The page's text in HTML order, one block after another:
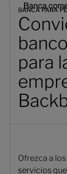
Banca
BANCA PARA
para
Ofrezca a
servicios